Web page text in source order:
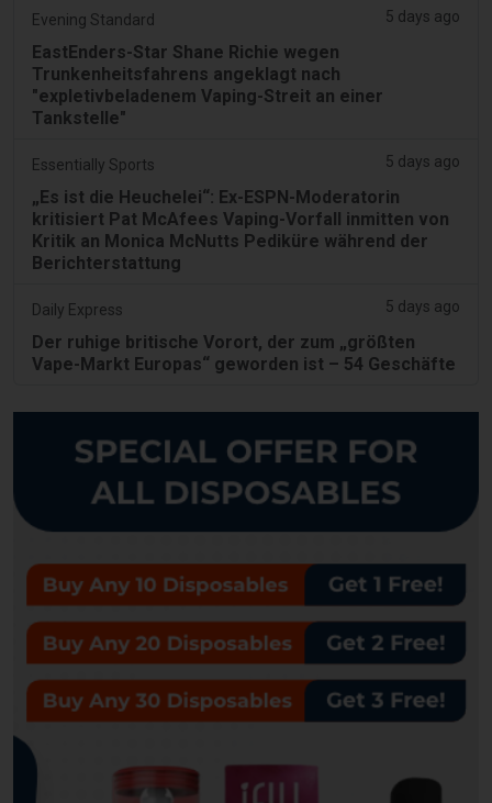
Evening Standard 5 days ago
EastEnders-Star Shane Richie wegen
Trunkenheitsfahrens angeklagt nach
"expletivbeladenem Vaping-Streit an einer
Tankstelle"
Essentially Sports 5 days ago
„Es ist die Heuchelei“: Ex-ESPN-Moderatorin
kritisiert Pat McAfees Vaping-Vorfall inmitten von
Kritik an Monica McNutts Pediküre während der
Berichterstattung
Daily Express 5 days ago
Der ruhige britische Vorort, der zum „größten
Vape-Markt Europas“ geworden ist – 54 Geschäfte